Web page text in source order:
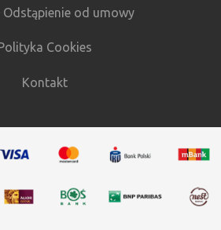
Odstąpienie od umowy
Polityka Cookies
Kontakt